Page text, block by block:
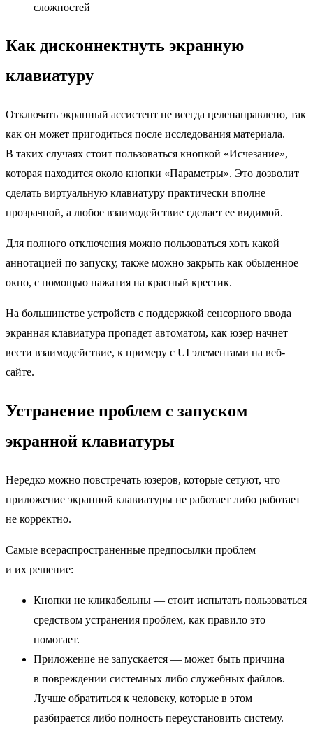
сложностей
Как дисконнектнуть экранную
клавиатуру
Отключать экранный ассистент не всегда целенаправлено, так
как он может пригодиться после исследования материала.
В таких случаях стоит пользоваться кнопкой «Исчезание»,
которая находится около кнопки «Параметры». Это дозволит
сделать виртуальную клавиатуру практически вполне
прозрачной, а любое взаимодействие сделает ее видимой.
Для полного отключения можно пользоваться хоть какой
аннотацией по запуску, также можно закрыть как обыденное
окно, с помощью нажатия на красный крестик.
На большинстве устройств с поддержкой сенсорного ввода
экранная клавиатура пропадет автоматом, как юзер начнет
вести взаимодействие, к примеру с UI элементами на веб-
сайте.
Устранение проблем с запуском
экранной клавиатуры
Нередко можно повстречать юзеров, которые сетуют, что
приложение экранной клавиатуры не работает либо работает
не корректно.
Самые всераспространенные предпосылки проблем
и их решение:
Кнопки не кликабельны — стоит испытать пользоваться
средством устранения проблем, как правило это
помогает.
Приложение не запускается — может быть причина
в повреждении системных либо служебных файлов.
Лучше обратиться к человеку, которые в этом
разбирается либо полность переустановить систему.